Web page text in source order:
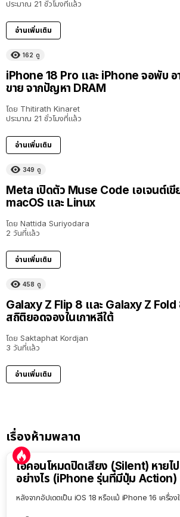
ประมาณ 21 ชั่วโมงที่แล้ว
อ่านเพิ่มเติม
162 ดู
iPhone 18 Pro และ iPhone จอพับ อ
ขาย จากปัญหา DRAM
โดย Thitirath Kinaret
ประมาณ 21 ชั่วโมงที่แล้ว
อ่านเพิ่มเติม
349 ดู
Meta เปิดตัว Muse Code เอเจนต์เขี
macOS และ Linux
โดย Nattida Suriyodara
2 วันที่แล้ว
อ่านเพิ่มเติม
458 ดู
Galaxy Z Flip 8 และ Galaxy Z
สถิติยอดจองในเกาหลีใต้
โดย Saktaphat Kordjan
3 วันที่แล้ว
อ่านเพิ่มเติม
เรื่องห้ามพลาด
ไอคอนโหมดปิดเสียง (Silent) หายไ
อย่างไร (iPhone รุ่นที่มีปุ่ม Action)
หลังจากอัปเดตเป็น iOS 18 หรือแม้ iPhone 16 เครื่อ